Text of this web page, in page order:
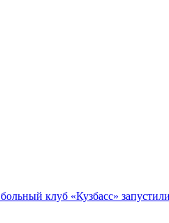
клуб «Кузбасс»